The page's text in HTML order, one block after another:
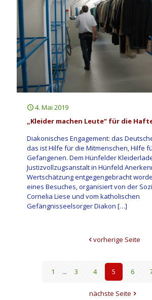
4. Mai 2019
„Kleider machen Leute“ für die
Diakonisches Engagement: das
das ist Hilfe für die Mitmenschen, Hilfe
Gefangenen. Dem Hünfelder
Justizvollzugsanstalt in Hünfeld
Wertschätzung entgegengebracht
eines Besuches, organisiert von der
Cornelia Liese und vom katholischen
Gefängnisseelsorger Diakon […]
vorherige Seite
1 ... 3 4 5 6
nächste Seite